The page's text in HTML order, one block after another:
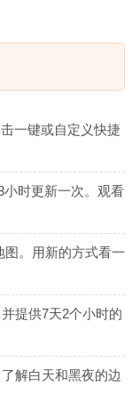
一键或自定义快捷
小时更新一次。观看
。用新的方式看一
提供7天2个小时的
解白天和黑夜的边